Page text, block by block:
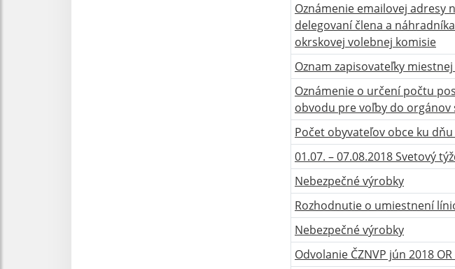
Oznámenie emailovej adresy
delegovaní člena a
okrskovej volebnej komisie
Oznam zapisovateľky
Oznámenie o určení počtu
obvodu pre voľby do orgánov
Počet obyvateľov obce ku
01.07. – 07.08.2018 Svetový
Nebezpečné výrobky
Rozhodnutie o umiestnení
Nebezpečné výrobky
Odvolanie ČZNVP jún 2018